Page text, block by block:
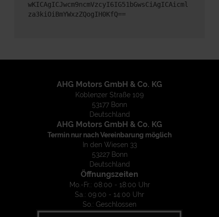
wKICAgICJwcm9ncmVzcyI6IG51bGwsCiAgICAicml
za3kiOiBmYWxzZQogIH0KfQ==
AHG Motors GmbH & Co. KG
Koblenzer Straße 109
53177 Bonn
Deutschland
AHG Motors GmbH & Co. KG
Termin nur nach Vereinbarung möglich
In den Wiesen 33
53227 Bonn
Deutschland
Öffnungszeiten
Mo.-Fr.: 08:00 - 18:00 Uhr
Sa.: 09:00 - 14:00 Uhr
So.: Geschlossen